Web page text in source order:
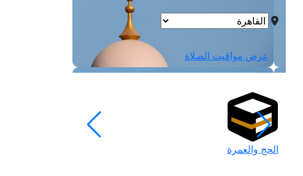
عرض مواقيت الصلاة
الحج والعمرة